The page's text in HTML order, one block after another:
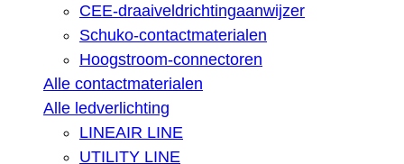
CEE-draaiveldrichtingaanwijzer
Schuko-contactmaterialen
Hoogstroom-connectoren
Alle contactmaterialen
Alle ledverlichting
LINEAIR LINE
UTILITY LINE